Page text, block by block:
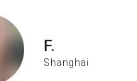
F.
Shanghai